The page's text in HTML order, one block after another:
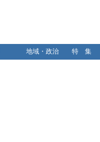
地域・政治 特 集